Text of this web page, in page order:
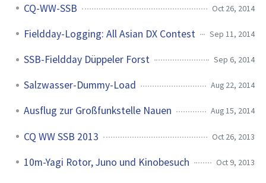
CQ-WW-SSB Oct 26, 2014
Fieldday-Logging: All Asian DX Contest Sep 11, 2014
SSB-Fieldday Düppeler Forst Sep 6, 2014
Salzwasser-Dummy-Load Aug 22, 2014
Ausflug zur Großfunkstelle Nauen Aug 15, 2014
CQ WW SSB 2013 Oct 26, 2013
10m-Yagi Rotor, Juno und Kinobesuch Oct 9, 2013